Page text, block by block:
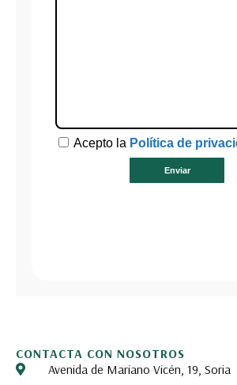
CONTACTA CON NOSOTROS
Avenida de Mariano Vicén, 19, Soria